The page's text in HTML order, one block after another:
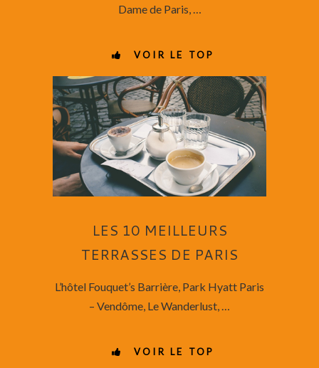
Dame de Paris, …
VOIR LE TOP
LES 10 MEILLEURS
TERRASSES DE PARIS
L’hôtel Fouquet’s Barrière, Park Hyatt Paris
– Vendôme, Le Wanderlust, …
VOIR LE TOP